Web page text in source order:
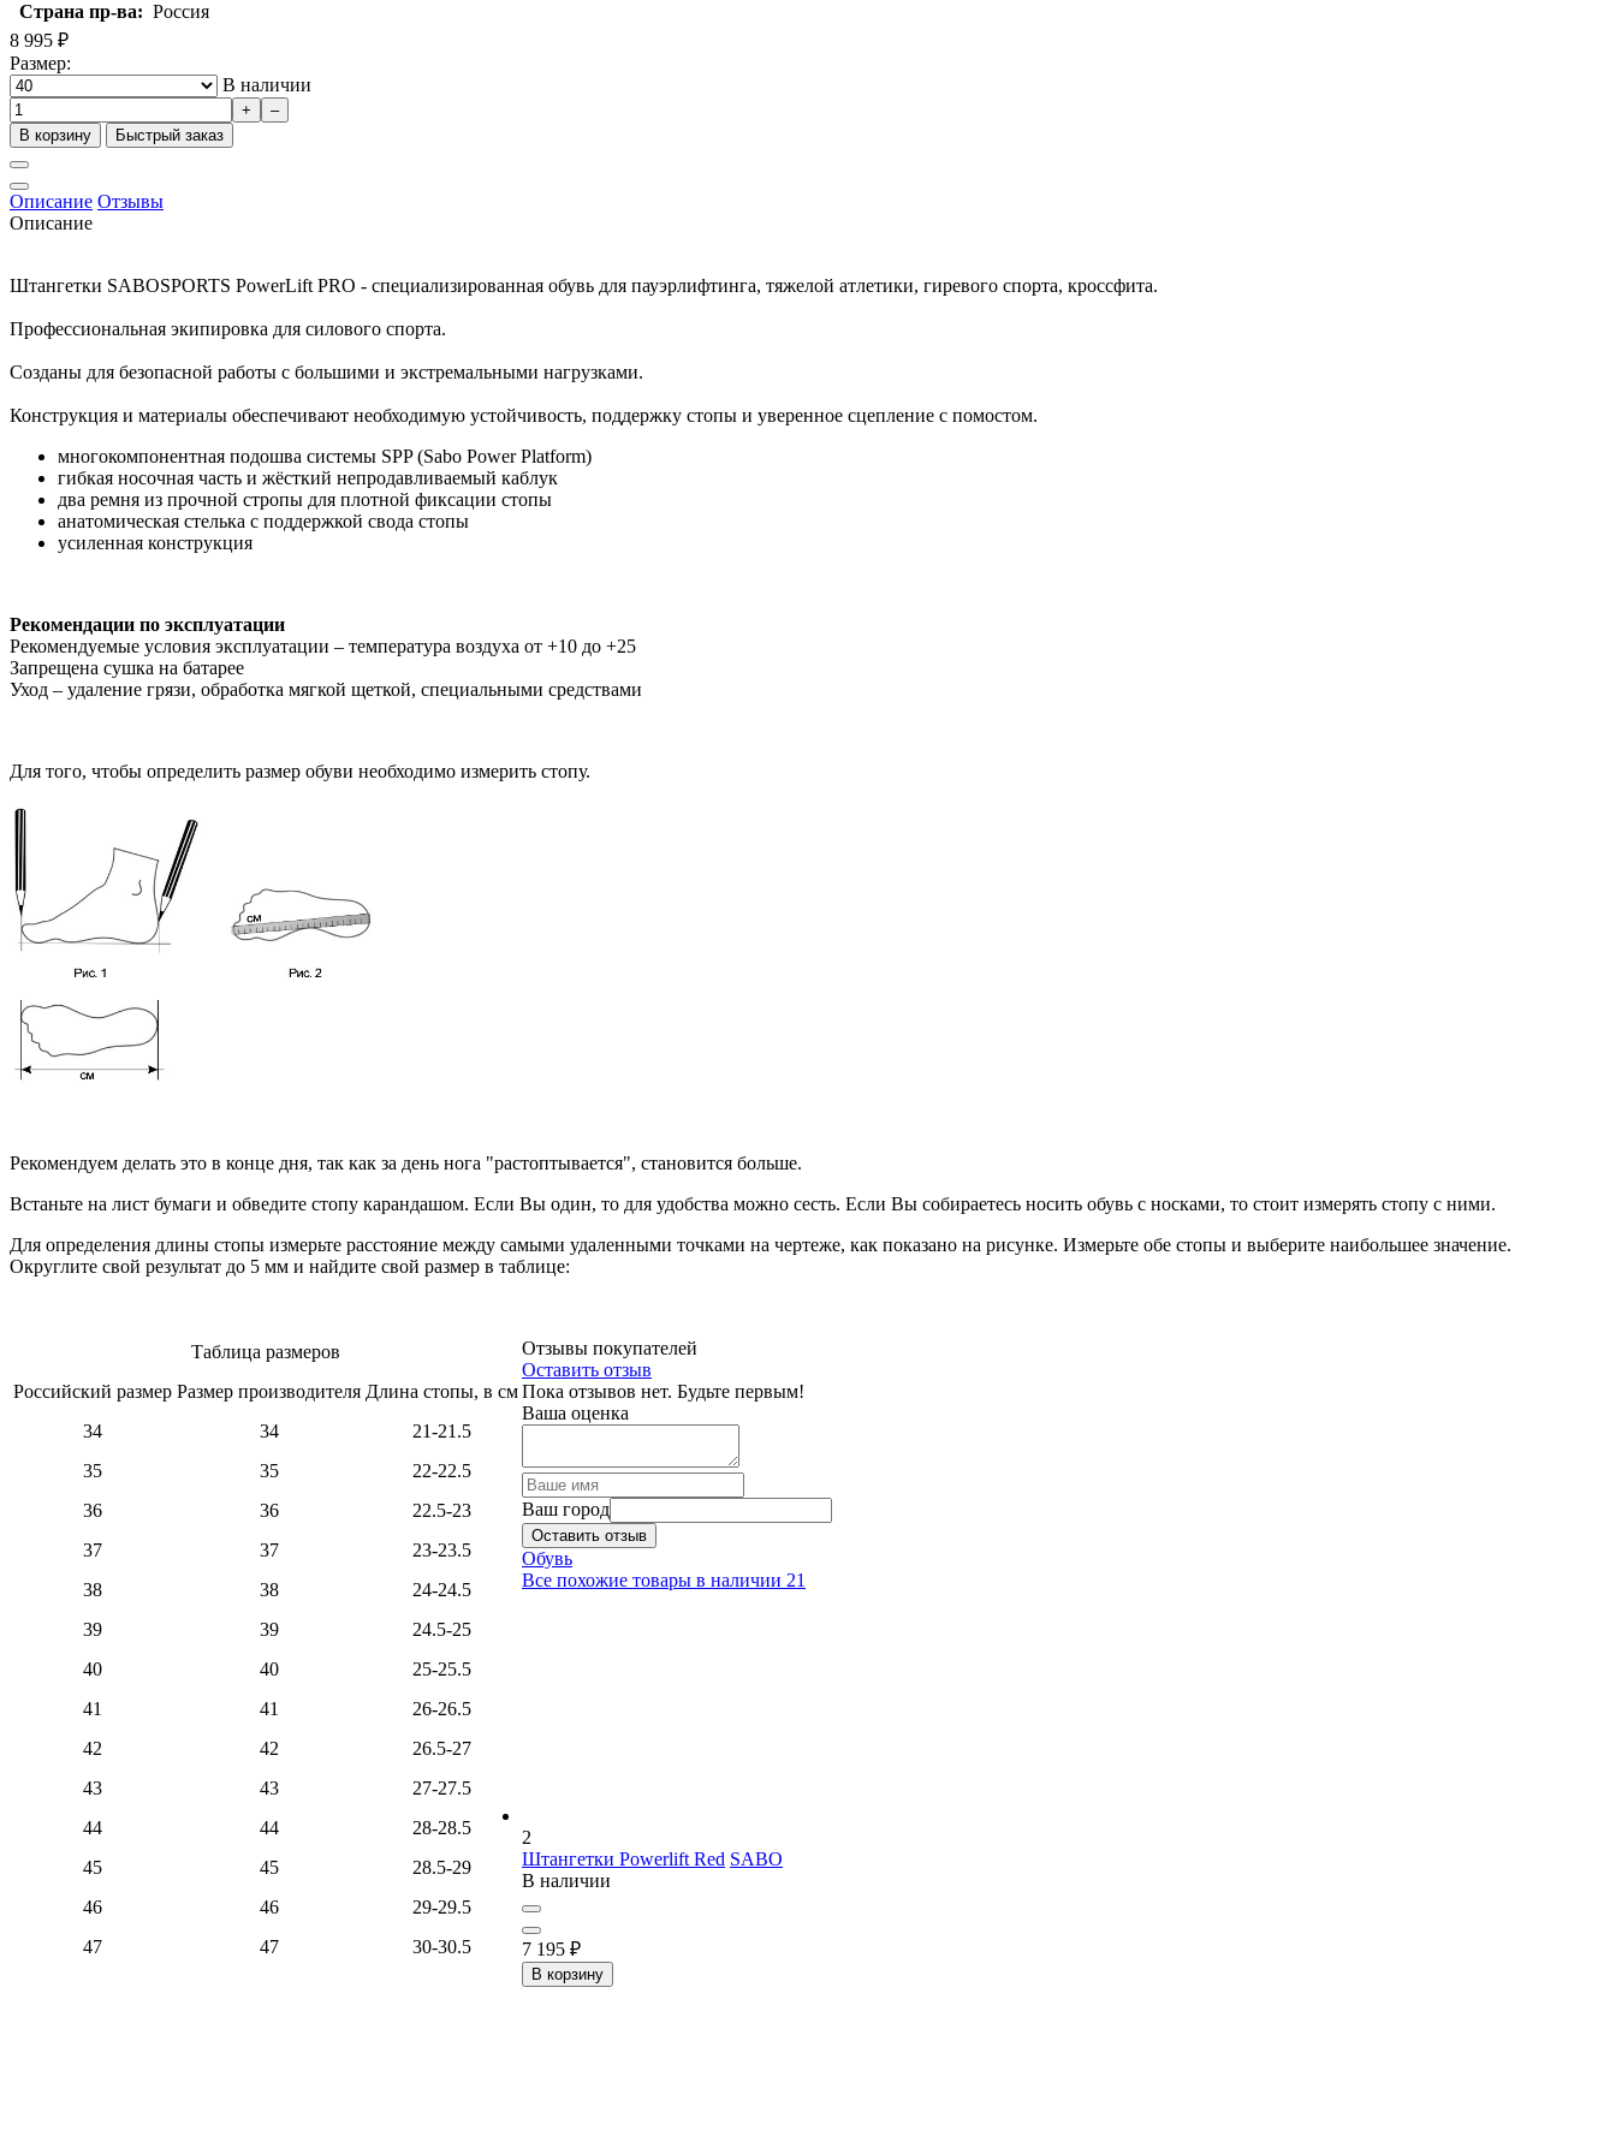
Страна пр-ва: Россия
8 995 ₽
Размер:
В наличии
+
–
В корзину
Быстрый заказ
Описание Отзывы
Описание
Штангетки SABOSPORTS PowerLift PRO - специализированная обувь для пауэрлифтинга, тяжелой атлетики, гиревого спорта, кроссфита.
Профессиональная экипировка для силового спорта.
Созданы для безопасной работы с большими и экстремальными нагрузками.
Конструкция и материалы обеспечивают необходимую устойчивость, поддержку стопы и уверенное сцепление с помостом.
многокомпонентная подошва системы SPP (Sabo Power Platform)
гибкая носочная часть и жёсткий непродавливаемый каблук
два ремня из прочной стропы для плотной фиксации стопы
анатомическая стелька с поддержкой свода стопы
усиленная конструкция
Рекомендации по эксплуатации
Рекомендуемые условия эксплуатации – температура воздуха от +10 до +25
Запрещена сушка на батарее
Уход – удаление грязи, обработка мягкой щеткой, специальными средствами
Для того, чтобы определить размер обуви необходимо измерить стопу.
Рекомендуем делать это в конце дня, так как за день нога "растоптывается", становится больше.
Встаньте на лист бумаги и обведите стопу карандашом. Если Вы один, то для удобства можно сесть. Если Вы собираетесь носить обувь с носками, то стоит измерять стопу с ними.
Для определения длины стопы измерьте расстояние между самыми удаленными точками на чертеже, как показано на рисунке. Измерьте обе стопы и выберите наибольшее значение.
Округлите свой результат до 5 мм и найдите свой размер в таблице:
Таблица размеров
Российский размер Размер производителя Длина стопы, в см
34
34
21-21.5
35
35
22-22.5
36
36
22.5-23
37
37
23-23.5
38
38
24-24.5
39
39
24.5-25
40
40
25-25.5
41
41
26-26.5
42
42
26.5-27
43
43
27-27.5
44
44
28-28.5
45
45
28.5-29
46
46
29-29.5
47
47 30-30.5
Отзывы покупателей
Оставить отзыв
Пока отзывов нет. Будьте первым!
Ваша оценка
Ваш город
Оставить отзыв
Обувь
Все похожие товары в наличии 21
2
Штангетки Powerlift Red SABO
В наличии
7 195 ₽
В корзину